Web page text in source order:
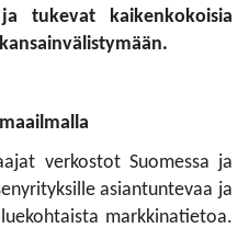
tukevat kaikenkokoisia
verkostot Suomessa ja
asiantuntevaa ja
markkinatietoa.